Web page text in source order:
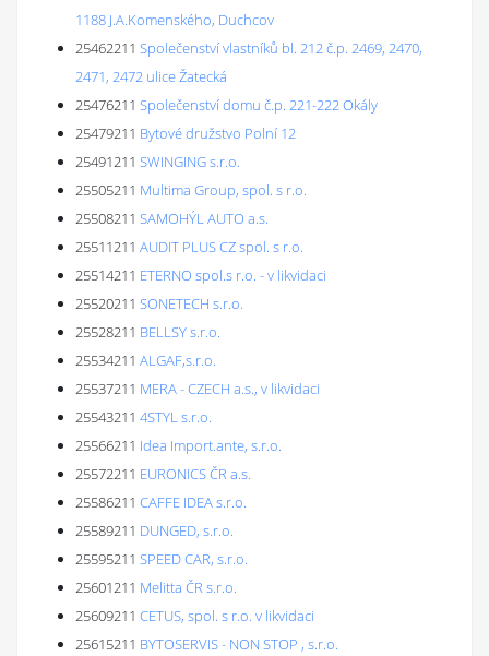
1188 J.A.Komenského, Duchcov
25462211 Společenství vlastníků bl. 212 č.p. 2469, 2470,
2471, 2472 ulice Žatecká
25476211 Společenství domu č.p. 221-222 Okály
25479211 Bytové družstvo Polní 12
25491211 SWINGING s.r.o.
25505211 Multima Group, spol. s r.o.
25508211 SAMOHÝL AUTO a.s.
25511211 AUDIT PLUS CZ spol. s r.o.
25514211 ETERNO spol.s r.o. - v likvidaci
25520211 SONETECH s.r.o.
25528211 BELLSY s.r.o.
25534211 ALGAF,s.r.o.
25537211 MERA - CZECH a.s., v likvidaci
25543211 4STYL s.r.o.
25566211 Idea Import.ante, s.r.o.
25572211 EURONICS ČR a.s.
25586211 CAFFE IDEA s.r.o.
25589211 DUNGED, s.r.o.
25595211 SPEED CAR, s.r.o.
25601211 Melitta ČR s.r.o.
25609211 CETUS, spol. s r.o. v likvidaci
25615211 BYTOSERVIS - NON STOP , s.r.o.